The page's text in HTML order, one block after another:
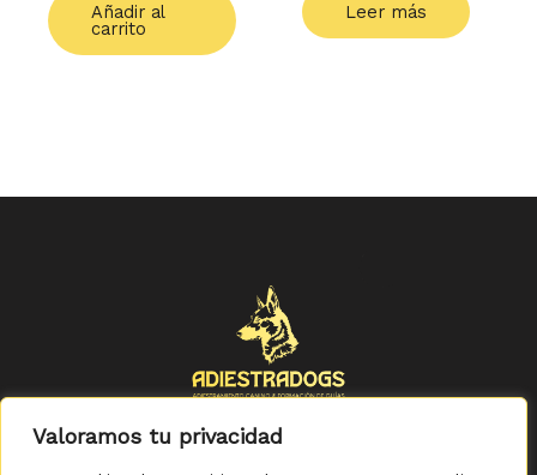
Valoramos tu privacidad
Añadir al
carrito
Leer más